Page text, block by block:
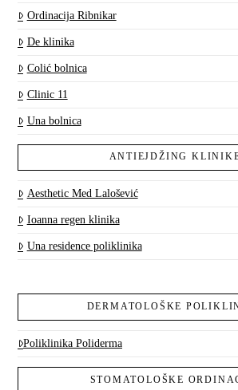
Ordinacija Ribnikar
De klinika
Colić bolnica
Clinic 11
Una bolnica
ANTIEJDŽING
Aesthetic Med Lalošević
Ioanna regen klinika
Una residence poliklinika
DERMATOLOŠKE
Poliklinika Poliderma
STOMATOLOŠKE